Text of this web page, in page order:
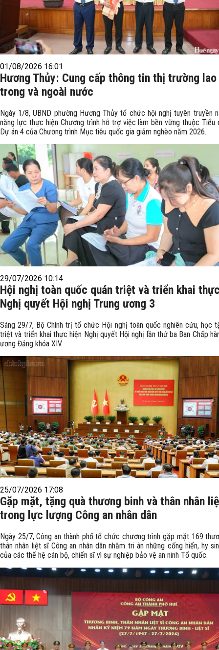
01/08/2026 16:01
Hương Thủy: Cung cấp thông tin thị trường
trong và ngoài nước
Ngày 1/8, UBND phường Hương Thủy tổ chức hội nghị tuyên truyền
năng lực thực hiện Chương trình hỗ trợ việc làm bền vững thuộc Tiểu
Dự án 4 của Chương trình Mục tiêu quốc gia giảm nghèo năm 2026.
29/07/2026 10:14
Hội nghị toàn quốc quán triệt và triển khai
Nghị quyết Hội nghị Trung ương 3
Sáng 29/7, Bộ Chính trị tổ chức Hội nghị toàn quốc nghiên cứu, học
triệt và triển khai thực hiện Nghị quyết Hội nghị lần thứ ba Ban Chấp
ương Đảng khóa XIV.
25/07/2026 17:08
Gặp mặt, tặng quà thương binh và thân nhân
trong lực lượng Công an nhân dân
Ngày 25/7, Công an thành phố tổ chức chương trình gặp mặt 169
thân nhân liệt sĩ Công an nhân dân nhằm tri ân những cống hiến, hy
của các thế hệ cán bộ, chiến sĩ vì sự nghiệp bảo vệ an ninh Tổ quốc.